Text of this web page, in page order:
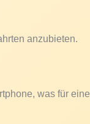
anzubieten.
was für eine